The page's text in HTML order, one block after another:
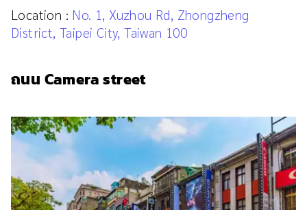
Location : No. 1, Xuzhou Rd, Zhongzheng
District, Taipei City, Taiwan 100
ถนน Camera street